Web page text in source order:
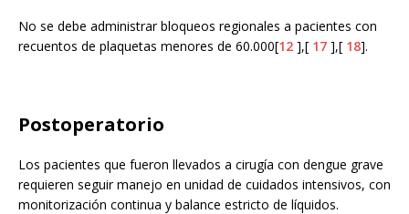
No se debe administrar bloqueos regionales a pacientes con
recuentos de plaquetas menores de 60.000[12 ],[ 17 ],[ 18].
Postoperatorio
Los pacientes que fueron llevados a cirugía con dengue grave
requieren seguir manejo en unidad de cuidados intensivos, con
monitorización continua y balance estricto de líquidos.